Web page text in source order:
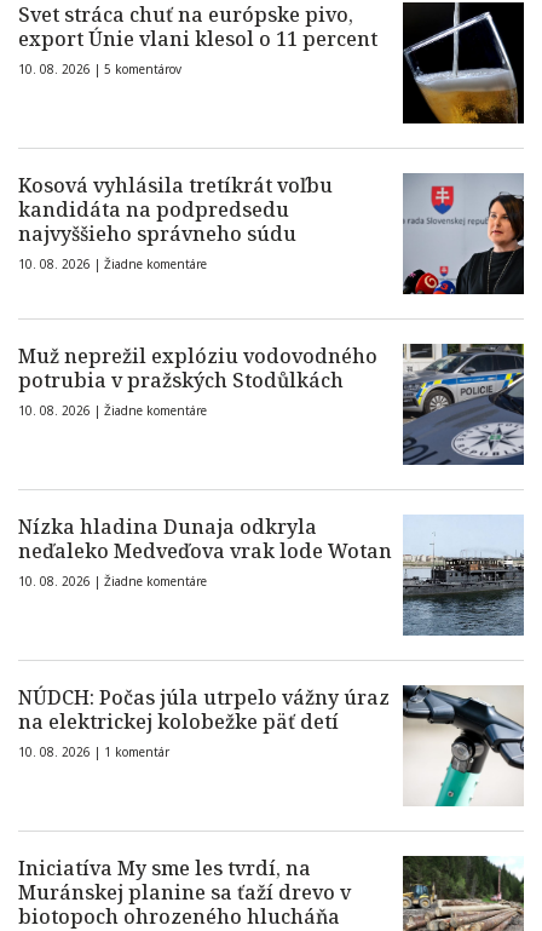
Svet stráca chuť na európske pivo,
export Únie vlani klesol o 11 percent
10. 08. 2026 | 5 komentárov
Kosová vyhlásila tretíkrát voľbu
kandidáta na podpredsedu
najvyššieho správneho súdu
10. 08. 2026 | Žiadne komentáre
Muž neprežil explóziu vodovodného
potrubia v pražských Stodůlkách
10. 08. 2026 | Žiadne komentáre
Nízka hladina Dunaja odkryla
neďaleko Medveďova vrak lode Wotan
10. 08. 2026 | Žiadne komentáre
NÚDCH: Počas júla utrpelo vážny úraz
na elektrickej kolobežke päť detí
10. 08. 2026 | 1 komentár
Iniciatíva My sme les tvrdí, na
Muránskej planine sa ťaží drevo v
biotopoch ohrozeného hlucháňa